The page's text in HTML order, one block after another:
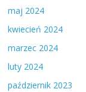
maj 2024
kwiecień 2024
marzec 2024
luty 2024
październik 2023